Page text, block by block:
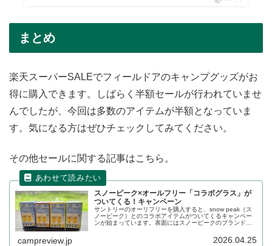
まとめ
楽天スーパーSALEでフィールドアのキャンプグッズがお
得に購入できます。しばらく半額セールが行われていませ
んでしたが、今回は多数のアイテムが半額となっていま
す。気になる方はぜひチェックしてみてください。
その他セールに関する記事はこちら。
スノーピーク×オールフリー「コラボグラス」が
ついてくる！キャンペーン
サントリーのオーリフリーを購入すると、snow peak（ス
ノーピーク）とのコラボアイテムがついてくるキャンペー
ンが始まっています。表面にはスノーピークのブランドロ
ペグデザインが描かれた「コラボグラス」もらえるキャン
campreview.jp 2026.04.25